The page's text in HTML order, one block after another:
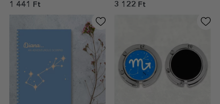
és fotóval - Skorpió állatöv jel
1 441 Ft
Skorpió állatöv jel
3 122 Ft